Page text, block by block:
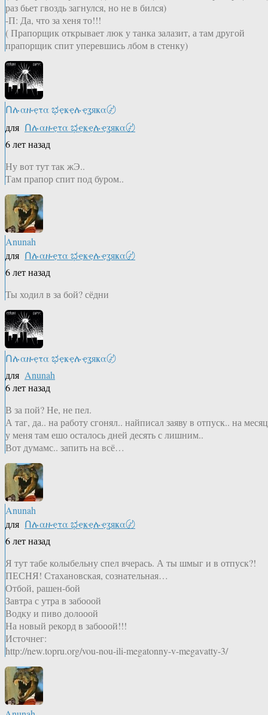
раз бьет гвоздь загнулся, но не в бился)
-П: Да, что за хеня то!!!
( Прапорщик открывает люк у танка залазит, а там другой
прапорщик спит уперевшись лбом в стенку)
Ոሉαዙҿτα ಭҿҝҿሉҿʓяҝα〄
для Ոሉαዙҿτα ಭҿҝҿሉҿʓяҝα〄
6 лет назад
Ну вот тут так жЭ..
Там прапор спит под буром..
Anunah
для Ոሉαዙҿτα ಭҿҝҿሉҿʓяҝα〄
6 лет назад
Ты ходил в за бой? сёдни
Ոሉαዙҿτα ಭҿҝҿሉҿʓяҝα〄
для Anunah
6 лет назад
В за пой? Не, не пел.
А таг, да.. на работу сгонял.. найписал заяву в отпуск.. на
у меня там ешо осталось дней десять с лишним..
Вот думамс.. запить на всё…
Anunah
для Ոሉαዙҿτα ಭҿҝҿሉҿʓяҝα〄
6 лет назад
Я тут табе колыбельну спел вчерась. А ты шмыг и в отпуск?!
ПЕСНЯ! Стахановская, сознательная…
Отбой, рашен-бой
Завтра с утра в забооой
Водку и пиво долооой
На новый рекорд в забооой!!!
Источнег:
http://new.topru.org/vou-nou-ili-megatonny-v-megavatty-3/